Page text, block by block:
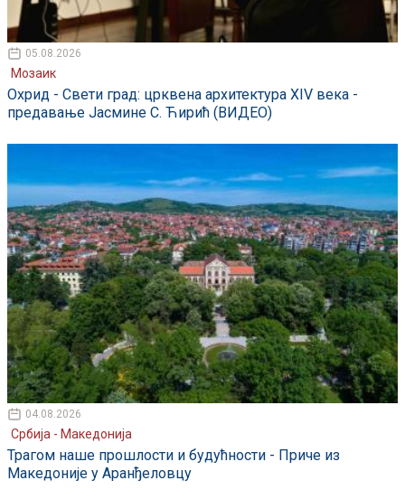
05.08.2026
Мозаик
Охрид - Свети град: црквена архитектура XIV века -
предавање Јасмине С. Ћирић (ВИДЕО)
04.08.2026
Србија - Македонија
Трагом наше прошлости и будућности - Приче из
Македоније у Аранђеловцу